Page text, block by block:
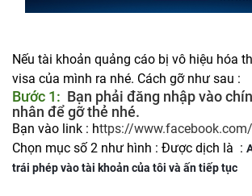
Nếu tài khoản quảng cáo bị vô hiệu hóa
visa của mình ra nhé. Cách gỡ như sau :
Bước 1: Bạn phải đăng nhập vào
nhân để gỡ thẻ nhé.
Bạn vào link : https://
Chọn mục số 2 như hình : Được dịch là :
trái phép vào tài khoản của tôi và ấn tiếp tục